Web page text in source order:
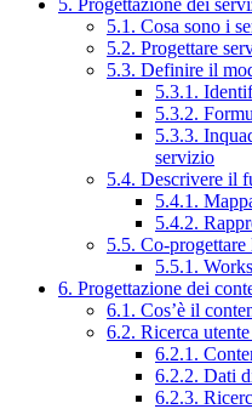
5. Progettazione dei
5.1. Cosa sono i
5.2. Progettare
5.3. Definire il
5.3.1.
5.3.2.
5.3.3.
servizio
5.4. Descrivere il
5.4.1.
5.4.2.
5.5. Co-
5.5.1.
6. Progettazione dei
6.1. Cos’è il
6.2. Ricerca
6.2.1.
6.2.2. Dati
6.2.3.